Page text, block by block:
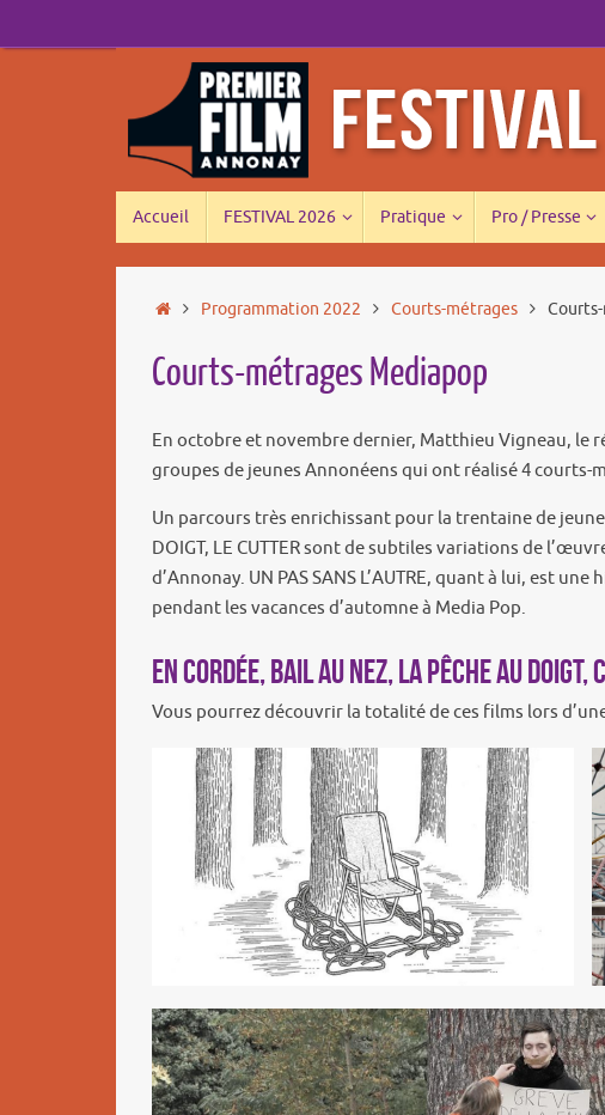
au
Accueil FESTIVAL 2026 Pratique Pro / Presse
Accueil
Programmation 2022 Courts-métrages
Courts-métrages Mediapop
En octobre et novembre dernier, Matthieu Vigneau, le
groupes de jeunes Annonéens qui ont réalisé 4 courts-
Un parcours très enrichissant pour la trentaine de
DOIGT, LE CUTTER sont de subtiles variations de
d’Annonay. UN PAS SANS L’AUTRE, quant à lui, est
pendant les vacances d’automne à Media Pop.
En cordée, Bail au nez, La pêche au
Vous pourrez découvrir la totalité de ces films lors